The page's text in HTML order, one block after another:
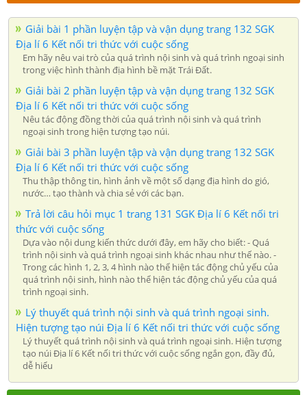
Giải bài 1 phần luyện tập và vận dụng trang 132 SGK
Địa lí 6 Kết nối tri thức với cuộc sống
Em hãy nêu vai trò của quá trình nội sinh và quá trình ngoại sinh
trong việc hình thành địa hình bề mặt Trái Đất.
Giải bài 2 phần luyện tập và vận dụng trang 132 SGK
Địa lí 6 Kết nối tri thức với cuộc sống
Nêu tác động đồng thời của quá trình nội sinh và quá trình
ngoại sinh trong hiện tượng tạo núi.
Giải bài 3 phần luyện tập và vận dụng trang 132 SGK
Địa lí 6 Kết nối tri thức với cuộc sống
Thu thập thông tin, hình ảnh về một số dạng địa hình do gió,
nước… tạo thành và chia sẻ với các bạn.
Trả lời câu hỏi mục 1 trang 131 SGK Địa lí 6 Kết nối tri
thức với cuộc sống
Dựa vào nội dung kiến thức dưới đây, em hãy cho biết: - Quá
trình nội sinh và quá trình ngoại sinh khác nhau như thế nào. -
Trong các hình 1, 2, 3, 4 hình nào thể hiện tác động chủ yếu của
quá trình nội sinh, hình nào thể hiện tác động chủ yếu của quá
trình ngoại sinh.
Lý thuyết quá trình nội sinh và quá trình ngoại sinh.
Hiện tượng tạo núi Địa lí 6 Kết nối tri thức với cuộc sống
Lý thuyết quá trình nội sinh và quá trình ngoại sinh. Hiện tượng
tạo núi Địa lí 6 Kết nối tri thức với cuộc sống ngắn gọn, đầy đủ,
dễ hiểu